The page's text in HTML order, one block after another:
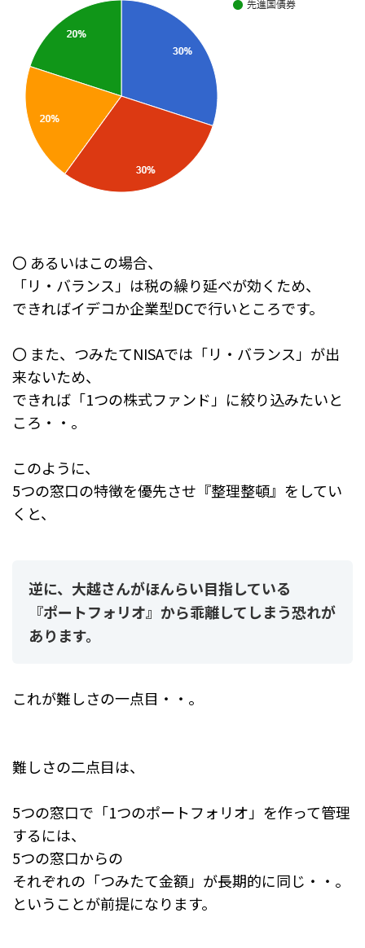
〇 あるいはこの場合、
「リ・バランス」は税の繰り延べが効くため、
できればイデコか企業型DCで行いところです。
〇 また、つみたてNISAでは「リ・バランス」が出
来ないため、
できれば「1つの株式ファンド」に絞り込みたいと
ころ・・。
このように、
5つの窓口の特徴を優先させ『整理整頓』をしてい
くと、
逆に、大越さんがほんらい目指している
『ポートフォリオ』から乖離してしまう恐れが
あります。
これが難しさの一点目・・。
難しさの二点目は、
5つの窓口で「1つのポートフォリオ」を作って管理
するには、
5つの窓口からの
それぞれの「つみたて金額」が長期的に同じ・・。
ということが前提になります。